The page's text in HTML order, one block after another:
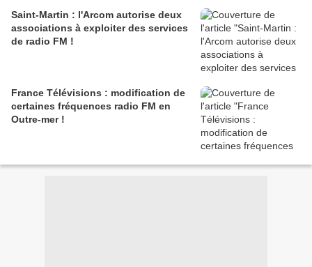
Saint-Martin : l'Arcom autorise deux
associations à exploiter des services
de radio FM !
France Télévisions : modification de
certaines fréquences radio FM en
Outre-mer !